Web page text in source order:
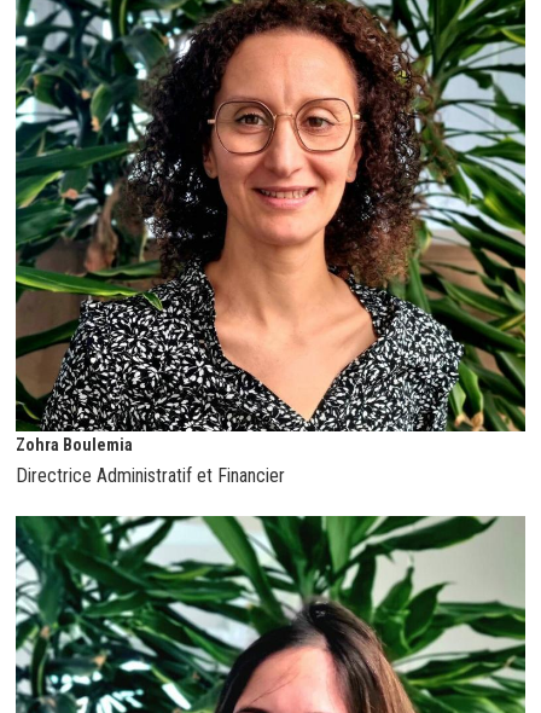
Zohra Boulemia
Directrice Administratif et Financier